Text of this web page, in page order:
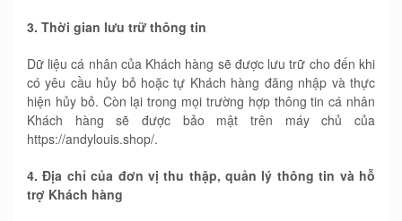
3. Thời gian lưu trữ thông tin
Dữ liệu cá nhân của Khách hàng sẽ được lưu trữ cho đến khi
có yêu cầu hủy bỏ hoặc tự Khách hàng đăng nhập và thực
hiện hủy bỏ. Còn lại trong mọi trường hợp thông tin cá nhân
Khách hàng sẽ được bảo mật trên máy chủ của
https://andylouis.shop/.
4. Địa chỉ của đơn vị thu thập, quản lý thông tin và hỗ
trợ Khách hàng